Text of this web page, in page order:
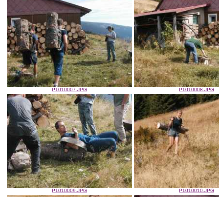
P1010007.JPG P1010008.JPG
P1010009.JPG P1010010.JPG